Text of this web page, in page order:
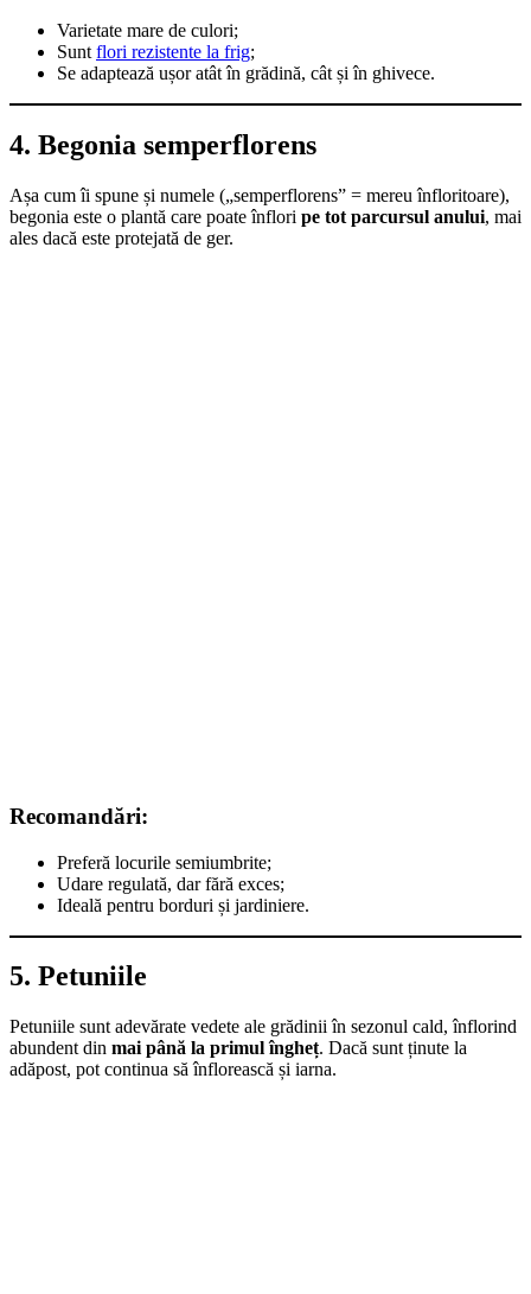
Varietate mare de culori;
Sunt flori rezistente la frig;
Se adaptează ușor atât în grădină, cât și în ghivece.
4. Begonia semperflorens
Așa cum îi spune și numele („semperflorens” = mereu înfloritoare),
begonia este o plantă care poate înflori pe tot parcursul anului, mai
ales dacă este protejată de ger.
Recomandări:
Preferă locurile semiumbrite;
Udare regulată, dar fără exces;
Ideală pentru borduri și jardiniere.
5. Petuniile
Petuniile sunt adevărate vedete ale grădinii în sezonul cald, înflorind
abundent din mai până la primul îngheț. Dacă sunt ținute la
adăpost, pot continua să înflorească și iarna.